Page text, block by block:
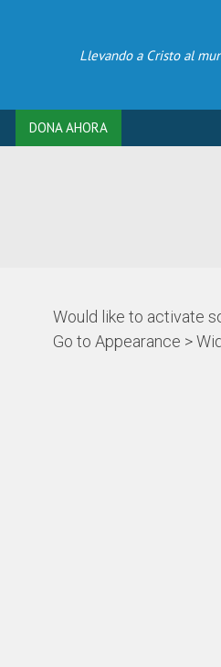
Llevando a Cristo al
DONA AHORA
Would like to activate
Go to Appearance >